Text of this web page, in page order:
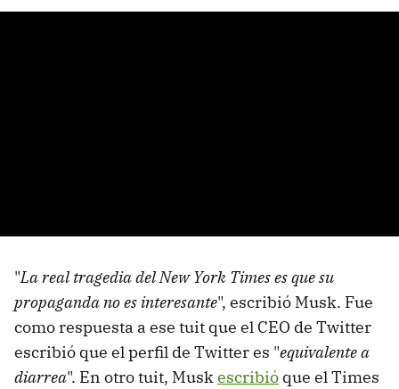
"La real tragedia del New York Times es que su
propaganda no es interesante", escribió Musk. Fue
como respuesta a ese tuit que el CEO de Twitter
escribió que el perfil de Twitter es "equivalente a
diarrea". En otro tuit, Muskescribió que el Times